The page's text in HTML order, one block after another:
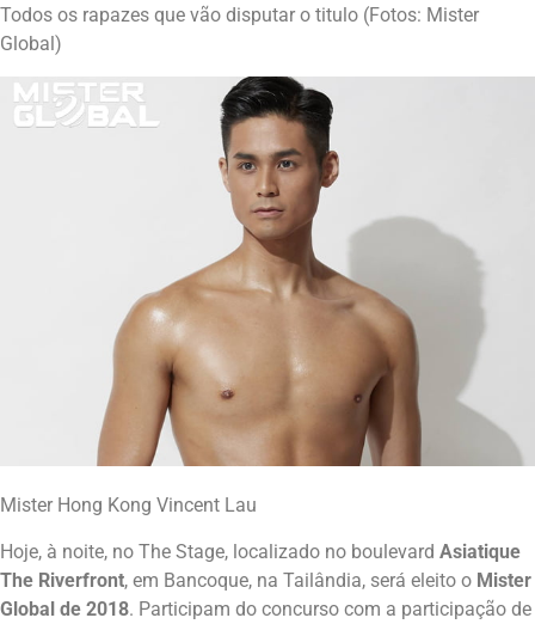
Todos os rapazes que vão disputar o titulo (Fotos: Mister
Global)
Mister Hong Kong Vincent Lau
Hoje, à noite, no The Stage, localizado no boulevard Asiatique
The Riverfront, em Bancoque, na Tailândia, será eleito o Mister
Global de 2018. Participam do concurso com a participação de